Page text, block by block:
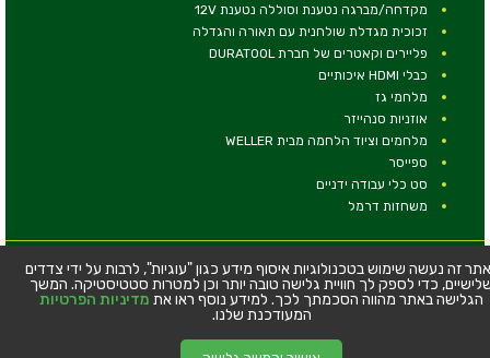
מקדחה/מברגה נטענת וסוללה נטענת 12V
זכוכית מגדלת שולחנית עם תאורה והגדלה
פליירים וקאטרים של חברת DURATOOL
כבלי HDMI איכותיים
מלחמי גז
אוזניות סנהייזר
מלחמים וציוד הלחמה מבית WELLER
ספייסר
סט כלי עבודה ידניים
משחזות דרמל
© כל הזכויות שמורות - טלמיר אלקטרוניקה בע''מ
כתובת: דרך העצמאות 63, חיפה
טלפון:04-8534564
זה נעשה שימוש בטכנולוגיות איסוף מידע כגון "עוגיות", לרבות על ידי צדדים
כדי לספק לך חוויית גלישה טובה יותר וכן למטרות סטטיסטיקה. המשך
הגלישה באתר מהווה הסכמתך לכך. למידע נוסף ראו את מדיניות הפרטיות
המעודכנת שלנו.